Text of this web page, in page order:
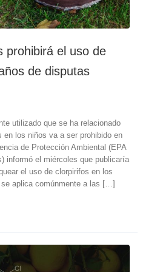
prohibirá el uso de
de disputas
utilizado que se ha relacionado
en los niños va a ser prohibido en
de Protección Ambiental (EPA
informó el miércoles que publicaría
el uso de clorpirifos en los
aplica comúnmente a las […]